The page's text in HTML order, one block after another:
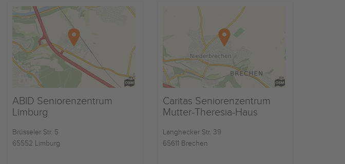
ABID Seniorenzentrum
Limburg
Brüsseler Str. 5
65552 Limburg
Caritas Seniorenzentrum
Mutter-Theresia-Haus
Langhecker Str. 39
65611 Brechen